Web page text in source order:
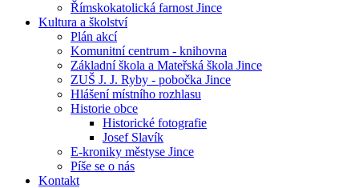
Římskokatolická farnost Jince
Kultura a školství
Plán akcí
Komunitní centrum - knihovna
Základní škola a Mateřská škola Jince
ZUŠ J. J. Ryby - pobočka Jince
Hlášení místního rozhlasu
Historie obce
Historické fotografie
Josef Slavík
E-kroniky městyse Jince
Píše se o nás
Kontakt